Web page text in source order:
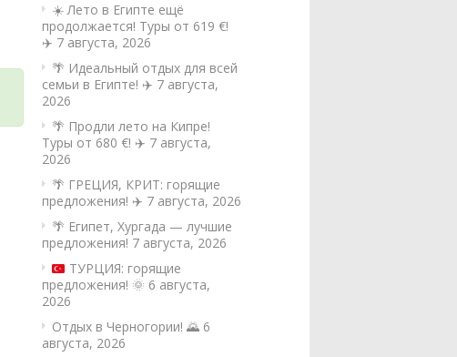
☀️ Лето в Египте ещё
продолжается! Туры от 619 €!
✈️ 7 августа, 2026
🌴 Идеальный отдых для всей
семьи в Египте! ✈️ 7 августа,
2026
🌴 Продли лето на Кипре!
Туры от 680 €! ✈️ 7 августа,
2026
🌴 ГРЕЦИЯ, КРИТ: горящие
предложения! ✈️ 7 августа, 2026
🌴 Египет, Хургада — лучшие
предложения! 7 августа, 2026
ТУРЦИЯ: горящие
предложения! 🌞 6 августа,
2026
Отдых в Черногории! 🌄 6
августа, 2026